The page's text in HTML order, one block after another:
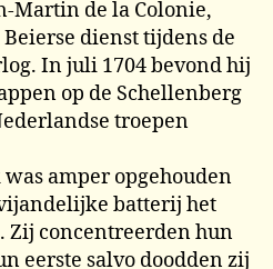
Martin de la Colonie,
dienst tijdens de
In juli 1704 bevond hij
op de Schellenberg
troepen
amper opgehouden
batterij het
Zij concentreerden hun
eerste salvo doodden zij